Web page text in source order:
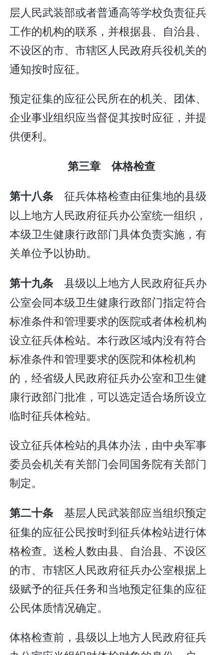
层人民武装部或者普通高等学校负责征兵
工作的机构的联系，并根据县、自治县、
不设区的市、市辖区人民政府兵役机关的
通知按时应征。
预定征集的应征公民所在的机关、团体、
企业事业组织应当督促其按时应征，并提
供便利。
第三章 体格检查
第十八条 征兵体格检查由征集地的县级
以上地方人民政府征兵办公室统一组织，
本级卫生健康行政部门具体负责实施，有
关单位予以协助。
第十九条 县级以上地方人民政府征兵办
公室会同本级卫生健康行政部门指定符合
标准条件和管理要求的医院或者体检机构
设立征兵体检站。本行政区域内没有符合
标准条件和管理要求的医院和体检机构
的，经省级人民政府征兵办公室和卫生健
康行政部门批准，可以选定适合场所设立
临时征兵体检站。
设立征兵体检站的具体办法，由中央军事
委员会机关有关部门会同国务院有关部门
制定。
第二十条 基层人民武装部应当组织预定
征集的应征公民按时到征兵体检站进行体
格检查。送检人数由县、自治县、不设区
的市、市辖区人民政府征兵办公室根据上
级赋予的征兵任务和当地预定征集的应征
公民体质情况确定。
体格检查前，县级以上地方人民政府征兵